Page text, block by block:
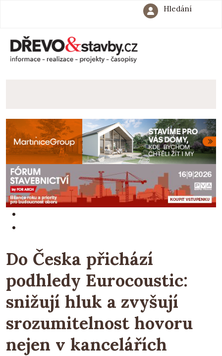
Hledání
Do Česka přichází
podhledy Eurocoustic:
snižují hluk a zvyšují
srozumitelnost hovoru
nejen v kancelářích